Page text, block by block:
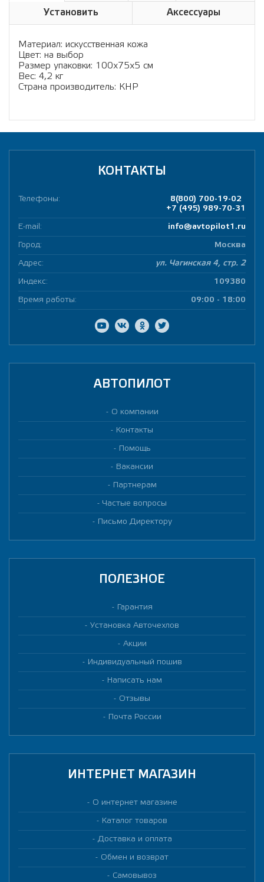
Установить Аксессуары
Материал: искусственная кожа
Цвет: на выбор
Размер упаковки: 100х75х5 см
Вес: 4,2 кг
Страна производитель: КНР
КОНТАКТЫ
Телефоны:
8(800) 700-19-02
+7 (495) 989-70-31
E-mail: info@avtopilot1.ru
Город: Москва
Адрес: ул. Чагинская 4, стр. 2
Индекс: 109380
Время работы: 09:00 - 18:00
АВТОПИЛОТ
О компании
Контакты
Помощь
Вакансии
Партнерам
Частые вопросы
Письмо Директору
ПОЛЕЗНОЕ
Гарантия
Установка Авточехлов
Акции
Индивидуальный пошив
Написать нам
Отзывы
Почта России
ИНТЕРНЕТ МАГАЗИН
О интернет магазине
Каталог товаров
Доставка и оплата
Обмен и возврат
Самовывоз